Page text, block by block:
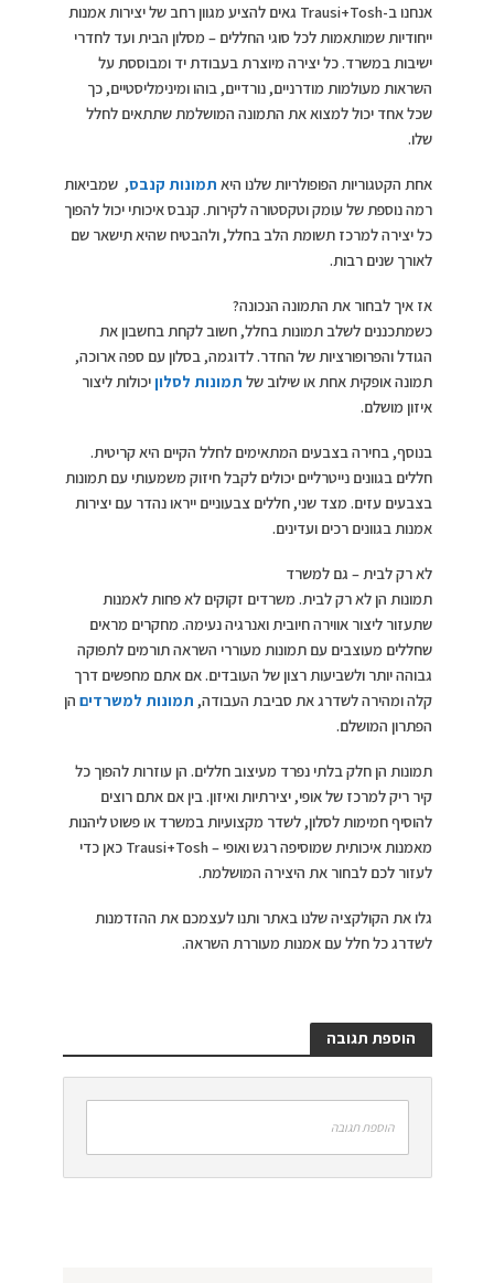
אנחנו ב-Trausi+Tosh גאים להציע מגוון רחב של יצירות אמנות
ייחודיות שמותאמות לכל סוגי החללים – מסלון הבית ועד לחדרי
ישיבות במשרד. כל יצירה מיוצרת בעבודת יד ומבוססת על
השראות מעולמות מודרניים, נורדיים, בוהו ומינימליסטיים, כך
שכל אחד יכול למצוא את התמונה המושלמת שתתאים לחלל
שלו.
אחת הקטגוריות הפופולריות שלנו היא תמונות קנבס, שמביאות
רמה נוספת של עומק וטקסטורה לקירות. קנבס איכותי יכול להפוך
כל יצירה למרכז תשומת הלב בחלל, ולהבטיח שהיא תישאר שם
לאורך שנים רבות.
אז איך לבחור את התמונה הנכונה?
כשמתכננים לשלב תמונות בחלל, חשוב לקחת בחשבון את
הגודל והפרופורציות של החדר. לדוגמה, בסלון עם ספה ארוכה,
תמונה אופקית אחת או שילוב של תמונות לסלוןיכולות ליצור
איזון מושלם.
בנוסף, בחירה בצבעים המתאימים לחלל הקיים היא קריטית.
חללים בגוונים נייטרליים יכולים לקבל חיזוק משמעותי עם תמונות
בצבעים עזים. מצד שני, חללים צבעוניים ייראו נהדר עם יצירות
אמנות בגוונים רכים ועדינים.
לא רק לבית – גם למשרד
תמונות הן לא רק לבית. משרדים זקוקים לא פחות לאמנות
שתעזור ליצור אווירה חיובית ואנרגיה נעימה. מחקרים מראים
שחללים מעוצבים עם תמונות מעוררי השראה תורמים לתפוקה
גבוהה יותר ולשביעות רצון של העובדים. אם אתם מחפשים דרך
קלה ומהירה לשדרג את סביבת העבודה, תמונות למשרדים הן
הפתרון המושלם.
תמונות הן חלק בלתי נפרד מעיצוב חללים. הן עוזרות להפוך כל
קיר ריק למרכז של אופי, יצירתיות ואיזון. בין אם אתם רוצים
להוסיף חמימות לסלון, לשדר מקצועיות במשרד או פשוט ליהנות
מאמנות איכותית שמוסיפה רגש ואופי – Trausi+Tosh כאן כדי
לעזור לכם לבחור את היצירה המושלמת.
גלו את הקולקציה שלנו באתר ותנו לעצמכם את ההזדמנות
לשדרג כל חלל עם אמנות מעוררת השראה.
הוספת תגובה
הוספת תגובה